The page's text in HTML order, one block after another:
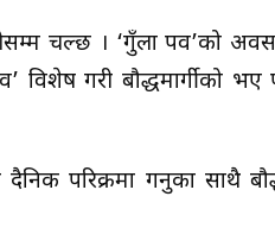
चल्छ । ‘गुँला पर्व’को
गरी बौद्धमार्गीको भए
दैनिक परिक्रमा गर्नुका साथै